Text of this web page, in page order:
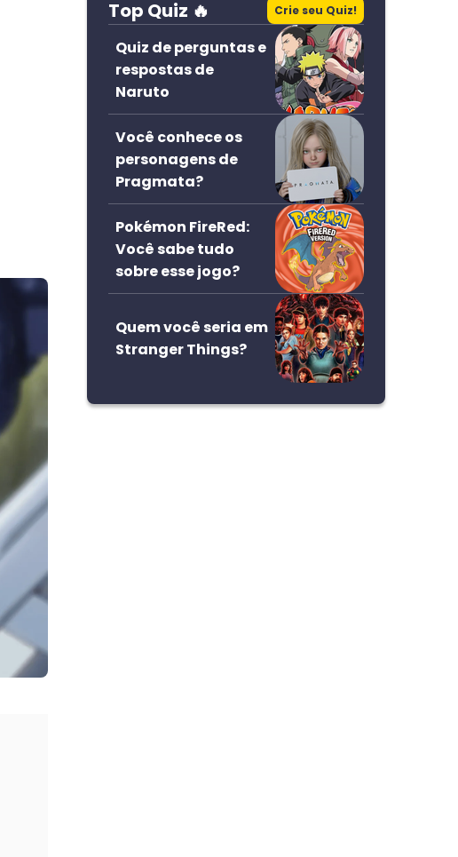
Top Quiz 🔥 Crie seu Quiz!
Quiz de perguntas e
respostas de
Naruto
Você conhece os
personagens de
Pragmata?
Pokémon FireRed:
Você sabe tudo
sobre esse jogo?
Quem você seria em
Stranger Things?